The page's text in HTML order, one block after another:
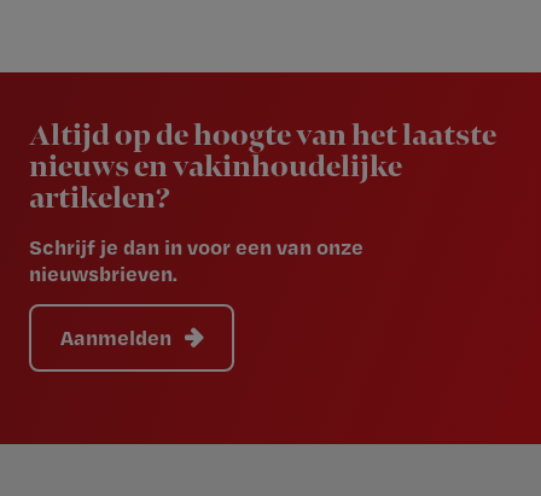
Altijd op de hoogte van het laatste
nieuws en vakinhoudelijke
artikelen?
Schrijf je dan in voor een van onze
nieuwsbrieven.
Aanmelden